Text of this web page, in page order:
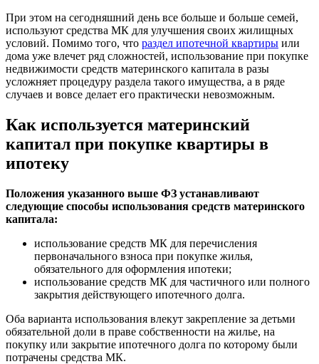
При этом на сегодняшний день все больше и больше семей,
используют средства МК для улучшения своих жилищных
условий. Помимо того, что раздел ипотечной квартиры или
дома уже влечет ряд сложностей, использование при покупке
недвижимости средств материнского капитала в разы
усложняет процедуру раздела такого имущества, а в ряде
случаев и вовсе делает его практически невозможным.
Как используется материнский
капитал при покупке квартиры в
ипотеку
Положения указанного выше ФЗ устанавливают
следующие способы использования средств материнского
капитала:
использование средств МК для перечисления
первоначального взноса при покупке жилья,
обязательного для оформления ипотеки;
использование средств МК для частичного или полного
закрытия действующего ипотечного долга.
Оба варианта использования влекут закрепление за детьми
обязательной доли в праве собственности на жилье, на
покупку или закрытие ипотечного долга по которому были
потрачены средства МК.